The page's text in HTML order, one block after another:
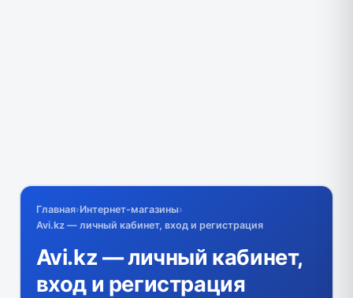
Главная›Интернет-магазины›
Avi.kz — личный кабинет, вход и регистрация
Avi.kz — личный кабинет,
вход и регистрация